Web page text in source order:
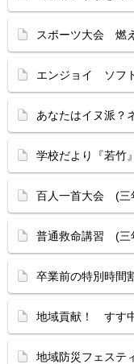
スポーツ大会 燃
エンジョイ ソフ
あなたはイヌ派
学校だより『若
百人一首大会 (
普通救命講習 (三
卒業前の特別時
地域貢献！ すす
地域防災フェステ